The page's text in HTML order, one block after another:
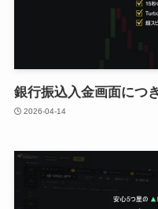
銀行振込入金画面につ
2026-04-14